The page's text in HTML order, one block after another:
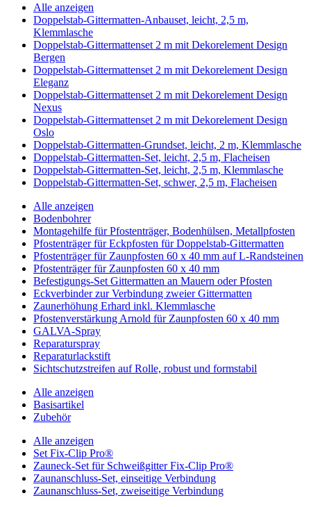
Alle anzeigen
Doppelstab-Gittermatten-Anbauset, leicht, 2,5 m,
Klemmlasche
Doppelstab-Gittermattenset 2 m mit Dekorelement Design
Bergen
Doppelstab-Gittermattenset 2 m mit Dekorelement Design
Eleganz
Doppelstab-Gittermattenset 2 m mit Dekorelement Design
Nexus
Doppelstab-Gittermattenset 2 m mit Dekorelement Design
Oslo
Doppelstab-Gittermatten-Grundset, leicht, 2 m, Klemmlasche
Doppelstab-Gittermatten-Set, leicht, 2,5 m, Flacheisen
Doppelstab-Gittermatten-Set, leicht, 2,5 m, Klemmlasche
Doppelstab-Gittermatten-Set, schwer, 2,5 m, Flacheisen
Alle anzeigen
Bodenbohrer
Montagehilfe für Pfostenträger, Bodenhülsen, Metallpfosten
Pfostenträger für Eckpfosten für Doppelstab-Gittermatten
Pfostenträger für Zaunpfosten 60 x 40 mm auf L-Randsteinen
Pfostenträger für Zaunpfosten 60 x 40 mm
Befestigungs-Set Gittermatten an Mauern oder Pfosten
Eckverbinder zur Verbindung zweier Gittermatten
Zaunerhöhung Erhard inkl. Klemmlasche
Pfostenverstärkung Arnold für Zaunpfosten 60 x 40 mm
GALVA-Spray
Reparaturspray
Reparaturlackstift
Sichtschutzstreifen auf Rolle, robust und formstabil
Alle anzeigen
Basisartikel
Zubehör
Alle anzeigen
Set Fix-Clip Pro®
Zauneck-Set für Schweißgitter Fix-Clip Pro®
Zaunanschluss-Set, einseitige Verbindung
Zaunanschluss-Set, zweiseitige Verbindung